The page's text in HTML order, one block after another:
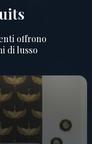
offrono
di lusso